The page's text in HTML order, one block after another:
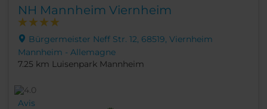
NH Mannheim Viernheim
Bürgermeister Neff Str. 12, 68519, Viernheim
Mannheim - Allemagne
7.25 km Luisenpark Mannheim
Avis